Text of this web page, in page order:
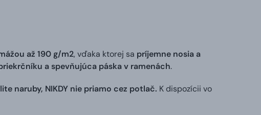
až 190 g/m2, vďaka ktorej sa príjemne nosia a
a spevňujúca páska v ramenách.
naruby, NIKDY nie priamo cez potlač. K dispozícii vo